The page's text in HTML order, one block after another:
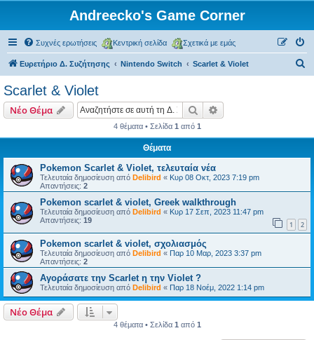
Andreecko's Game Corner
Συχνές ερωτήσεις Κεντρική σελίδα Σχετικά με εμάς
Ευρετήριο Δ. Συζήτησης Nintendo Switch Scarlet & Violet
Scarlet & Violet
Νέο Θέμα Αναζήτηση
4 θέματα • Σελίδα 1 από 1
Θέματα
Pokemon Scarlet & Violet, τελευταία νέα
Τελευταία δημοσίευση από Delibird « Κυρ 08 Οκτ, 2023 7:19 pm
Απαντήσεις: 2
Pokemon scarlet & violet, Greek walkthrough
Τελευταία δημοσίευση από Delibird « Κυρ 17 Σεπ, 2023 11:47 pm
Απαντήσεις: 19 1 2
Pokemon scarlet & violet, σχολιασμός
Τελευταία δημοσίευση από Delibird « Παρ 10 Μαρ, 2023 3:37 pm
Απαντήσεις: 2
Αγοράσατε την Scarlet η την Violet ?
Τελευταία δημοσίευση από Delibird « Παρ 18 Νοέμ, 2022 1:14 pm
Νέο Θέμα
4 θέματα • Σελίδα 1 από 1